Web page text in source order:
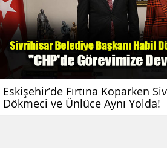
Eskişehir’de Fırtına Koparken
Dökmeci ve Ünlüce Aynı Yolda!